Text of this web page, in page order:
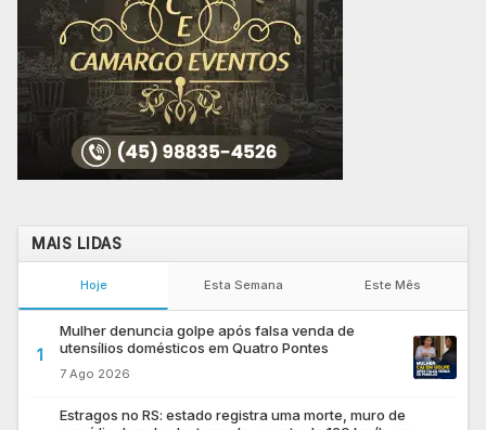
MAIS LIDAS
Hoje Esta Semana Este Mês
1
Mulher denuncia golpe após falsa venda de
utensílios domésticos em Quatro Pontes
7 Ago 2026
Estragos no RS: estado registra uma morte, muro de